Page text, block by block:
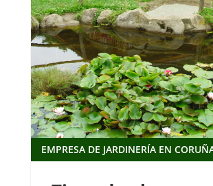
EMPRESA DE JARDINERÍA EN